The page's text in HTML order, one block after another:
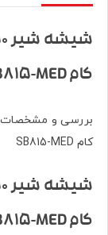
کام SB815-MED
کام SB815-MED
کام SB815-MED